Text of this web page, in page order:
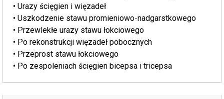
• Urazy ścięgien i więzadeł
• Uszkodzenie stawu promieniowo-nadgarstkowego
• Przewlekłe urazy stawu łokciowego
• Po rekonstrukcji więzadeł pobocznych
• Przeprost stawu łokciowego
• Po zespoleniach ścięgien bicepsa i tricepsa